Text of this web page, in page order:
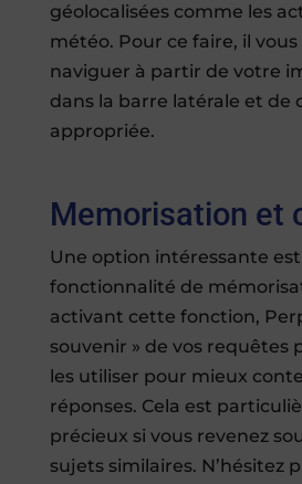
géolocalisées comme les
météo. Pour ce faire, il
naviguer à partir de votre
dans la barre latérale et de
appropriée.
Memorisation et
Une option intéressante est
fonctionnalité de
activant cette fonction,
souvenir » de vos requêtes
les utiliser pour mieux
réponses. Cela est
précieux si vous revenez
sujets similaires. N’hésitez